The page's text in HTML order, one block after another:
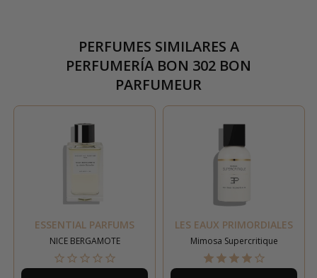
PERFUMES SIMILARES A
PERFUMERÍA BON 302 BON
PARFUMEUR
ESSENTIAL PARFUMS
NICE BERGAMOTE
LES EAUX PRIMORDIALES
Mimosa Supercritique